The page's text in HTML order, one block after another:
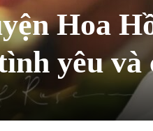
Hoa
yêu và